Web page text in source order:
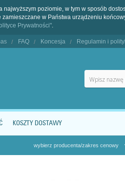
poziomie, w tym w sposób
w Państwa urządzeniu
Prywatności".
FAQ Koncesja Regulamin i
KOSZTY DOSTAWY
wybierz producenta/zakres cenowy